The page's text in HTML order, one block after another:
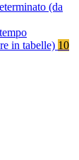
(da
in tabelle) 10